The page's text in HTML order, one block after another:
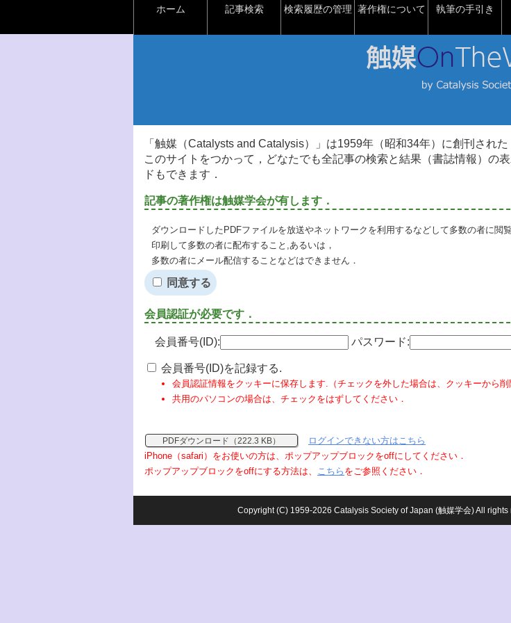
ホーム 記事検索 検索履歴の管理 著作権について 執筆の手引き
「触媒（Catalysts and Catalysis）」は1959年（昭和34年）に創刊された
このサイトをつかって，どなたでも全記事の検索と結果（書誌情報）の
ドもできます．
記事の著作権は触媒学会が有します．
ダウンロードしたPDFファイルを放送やネットワークを利用するなどして多数の者に閲
印刷して多数の者に配布すること,あるいは，
多数の者にメール配信することなどはできません．
同意する
会員認証が必要です．
会員番号(ID): パスワード:
会員番号(ID)を記録する.
会員認証情報をクッキーに保存します.（チェックを外した場合は、クッキーから削
共用のパソコンの場合は、チェックをはずしてください．
PDFダウンロード（222.3 KB）
ログインできない方はこちら
iPhone（safari）をお使いの方は、ポップアップブロックをoffにしてください．
ポップアップブロックをoffにする方法は、 こちら をご参照ください．
Copyright (C) 1959-2026 Catalysis Society of Japan (触媒学会) All